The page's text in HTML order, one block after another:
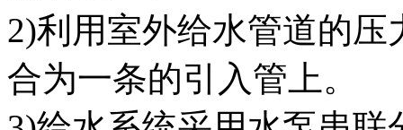
2)利用室外给水管道的
合为一条的引入管上。